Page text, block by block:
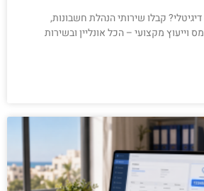
קבלו שירותי הנהלת חשבונות,
וייעוץ מקצועי – הכל אונליין ובשירות